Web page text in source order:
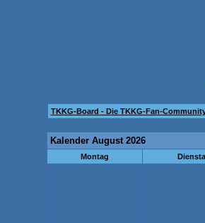
TKKG-Board - Die TKKG-Fan-
Kalender August 2026
Montag